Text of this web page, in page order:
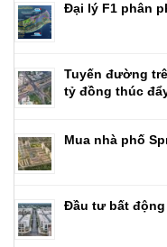
Đại lý F1 phân
Tuyến đường
tỷ đồng thúc
Mua nhà phố
Đầu tư bất động